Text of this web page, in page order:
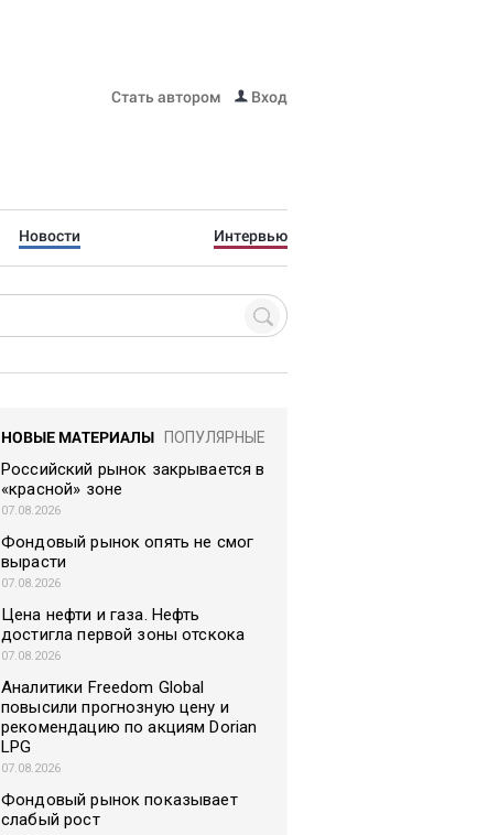
Стать автором Вход
Новости Интервью
НОВЫЕ МАТЕРИАЛЫ ПОПУЛЯРНЫЕ
Российский рынок закрывается в
«красной» зоне
07.08.2026
Фондовый рынок опять не смог
вырасти
07.08.2026
Цена нефти и газа. Нефть
достигла первой зоны отскока
07.08.2026
Аналитики Freedom Global
повысили прогнозную цену и
рекомендацию по акциям Dorian
LPG
07.08.2026
Фондовый рынок показывает
слабый рост